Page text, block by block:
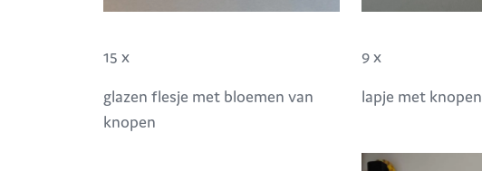
15 x
glazen flesje met bloemen van
knopen
9 x
lapje met knopen